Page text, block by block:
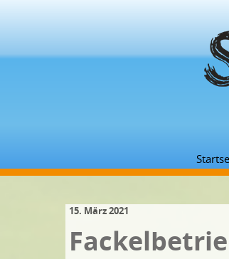
15. März 2021